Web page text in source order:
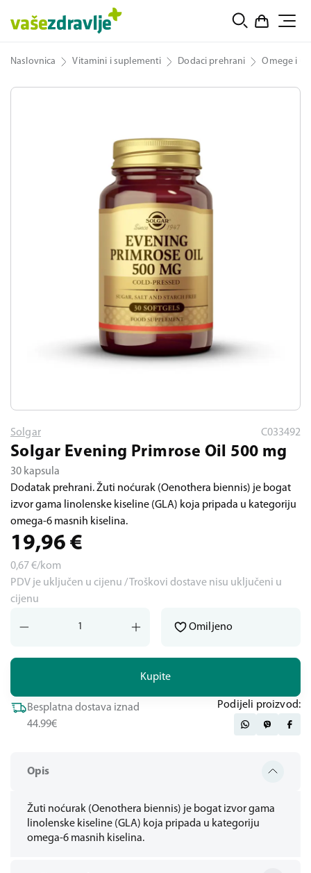
Naslovnica Vitamini i suplementi Dodaci prehrani Omege i
Opis
Žuti noćurak (Oenothera biennis) je bogat izvor gama
linolenske kiseline (GLA) koja pripada u kategoriju
omega-6 masnih kiselina.
Solgar C033492
Solgar Evening Primrose Oil 500 mg
30 kapsula
Dodatak prehrani. Žuti noćurak (Oenothera biennis) je bogat
izvor gama linolenske kiseline (GLA) koja pripada u kategoriju
omega-6 masnih kiselina.
19,96 €
0,67 €/kom
PDV je uključen u cijenu / Troškovi dostave nisu uključeni u
cijenu
Kupite
Omiljeno
Besplatna dostava iznad
44.99€
Podijeli proizvod: